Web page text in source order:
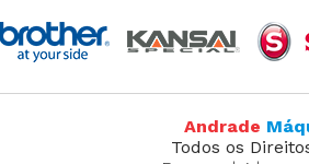
Andrade
Todos os